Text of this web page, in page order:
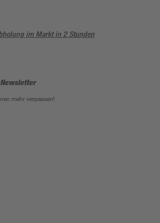
im Markt in 2 Stunden
mehr verpassen!